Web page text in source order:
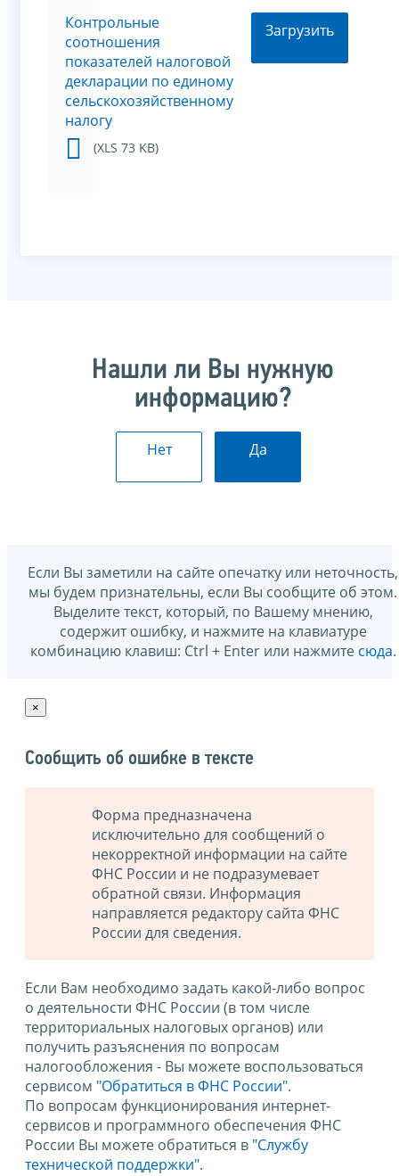
Контрольные
соотношения
показателей налоговой
декларации по единому
сельскохозяйственному
налогу
(XLS 73 KB)
Загрузить
Нашли ли Вы нужную
информацию?
Нет Да
Если Вы заметили на сайте опечатку или неточность,
мы будем признательны, если Вы сообщите об этом.
Выделите текст, который, по Вашему мнению,
содержит ошибку, и нажмите на клавиатуре
комбинацию клавиш: Ctrl + Enter или нажмите сюда.
×
Сообщить об ошибке в тексте
Форма предназначена
исключительно для сообщений о
некорректной информации на сайте
ФНС России и не подразумевает
обратной связи. Информация
направляется редактору сайта ФНС
России для сведения.
Если Вам необходимо задать какой-либо вопрос
о деятельности ФНС России (в том числе
территориальных налоговых органов) или
получить разъяснения по вопросам
налогообложения - Вы можете воспользоваться
сервисом "Обратиться в ФНС России".
По вопросам функционирования интернет-
сервисов и программного обеспечения ФНС
России Вы можете обратиться в "Службу
технической поддержки".